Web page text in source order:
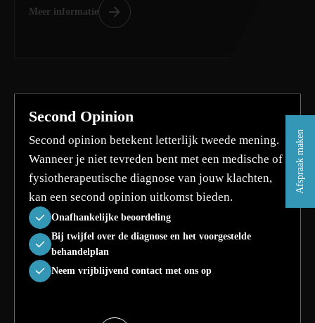
Afspraak maken
Meer informatie
Second Opinion
Second opinion betekent letterlijk tweede mening.
Wanneer je niet tevreden bent met een medische of
fysiotherapeutische diagnose van jouw klachten,
kan een second opinion uitkomst bieden.
Onafhankelijke beoordeling
Bij twijfel over de diagnose en het voorgestelde
behandelplan
Neem vrijblijvend contact met ons op